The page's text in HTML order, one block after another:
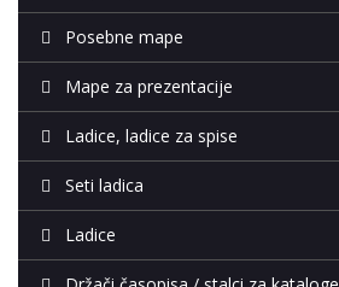
Posebne mape
Mape za prezentacije
Ladice, ladice za spise
Seti ladica
Ladice